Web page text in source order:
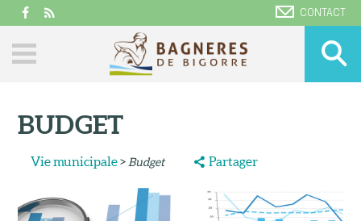
CONTACT
BUDGET
Vie municipale> Budget Partager